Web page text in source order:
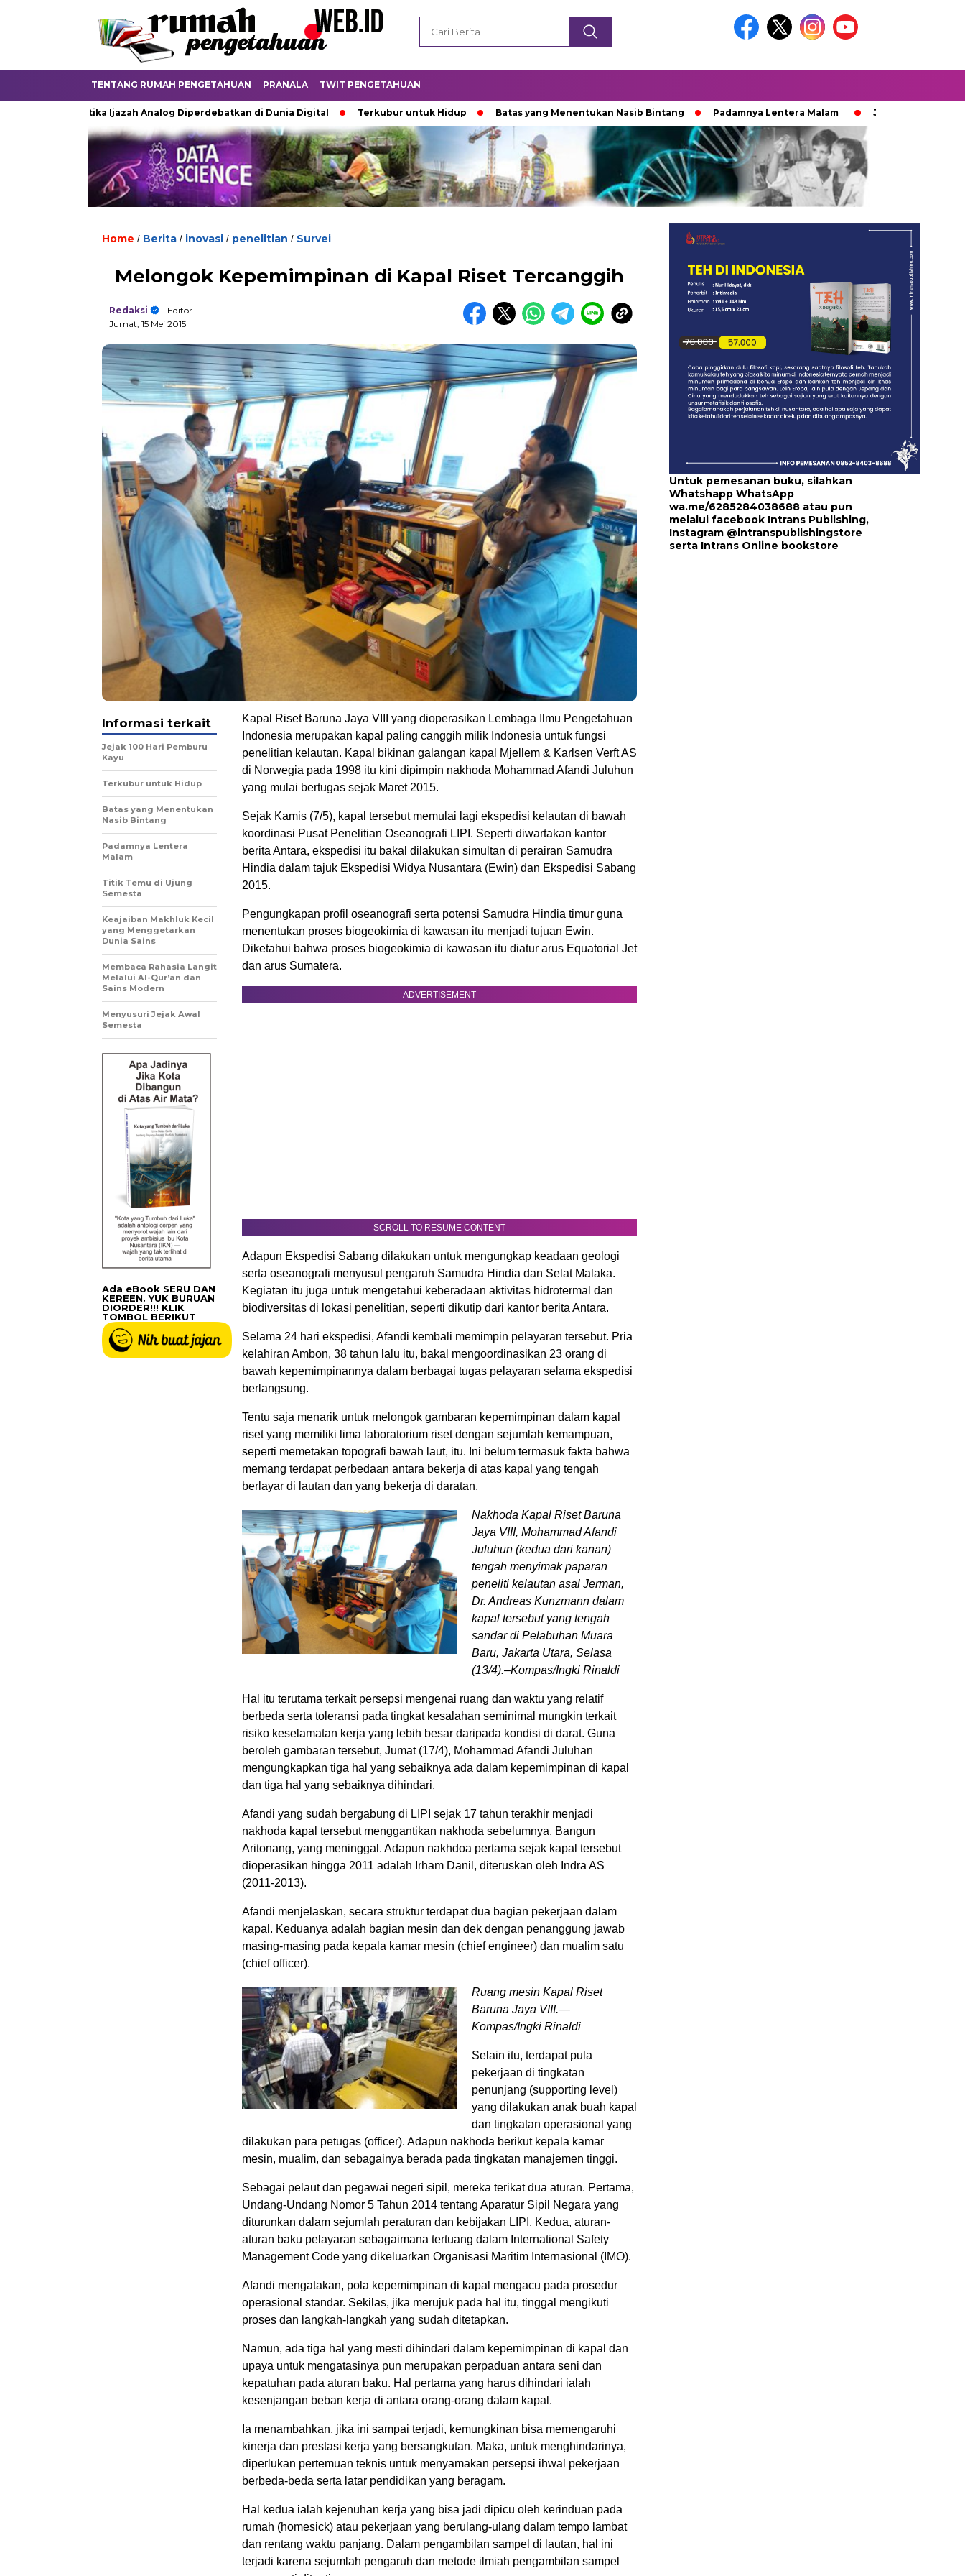
TENTANG RUMAH PENGETAHUAN PRANALA TWIT PENGETAHUAN
Ketika Ijazah Analog Diperdebatkan di Dunia Digital Terkubur untuk Hidup Batas yang Menentukan Nasib Bintang Padamnya Lentera Malam Jejak 100 Hari Pemburu
Home / Berita / inovasi / penelitian / Survei
Melongok Kepemimpinan di Kapal Riset Tercanggih
Redaksi
- Editor
Jumat, 15 Mei 2015
Kapal Riset Baruna Jaya VIII yang dioperasikan Lembaga Ilmu Pengetahuan
Indonesia merupakan kapal paling canggih milik Indonesia untuk fungsi
penelitian kelautan. Kapal bikinan galangan kapal Mjellem & Karlsen Verft AS
di Norwegia pada 1998 itu kini dipimpin nakhoda Mohammad Afandi Juluhun
yang mulai bertugas sejak Maret 2015.
Sejak Kamis (7/5), kapal tersebut memulai lagi ekspedisi kelautan di bawah
koordinasi Pusat Penelitian Oseanografi LIPI. Seperti diwartakan kantor
berita Antara, ekspedisi itu bakal dilakukan simultan di perairan Samudra
Hindia dalam tajuk Ekspedisi Widya Nusantara (Ewin) dan Ekspedisi Sabang
2015.
Pengungkapan profil oseanografi serta potensi Samudra Hindia timur guna
menentukan proses biogeokimia di kawasan itu menjadi tujuan Ewin.
Diketahui bahwa proses biogeokimia di kawasan itu diatur arus Equatorial Jet
dan arus Sumatera.
ADVERTISEMENT
SCROLL TO RESUME CONTENT
Adapun Ekspedisi Sabang dilakukan untuk mengungkap keadaan geologi
serta oseanografi menyusul pengaruh Samudra Hindia dan Selat Malaka.
Kegiatan itu juga untuk mengetahui keberadaan aktivitas hidrotermal dan
biodiversitas di lokasi penelitian, seperti dikutip dari kantor berita Antara.
Selama 24 hari ekspedisi, Afandi kembali memimpin pelayaran tersebut. Pria
kelahiran Ambon, 38 tahun lalu itu, bakal mengoordinasikan 23 orang di
bawah kepemimpinannya dalam berbagai tugas pelayaran selama ekspedisi
berlangsung.
Tentu saja menarik untuk melongok gambaran kepemimpinan dalam kapal
riset yang memiliki lima laboratorium riset dengan sejumlah kemampuan,
seperti memetakan topografi bawah laut, itu. Ini belum termasuk fakta bahwa
memang terdapat perbedaan antara bekerja di atas kapal yang tengah
berlayar di lautan dan yang bekerja di daratan.
Nakhoda Kapal Riset Baruna
Jaya VIII, Mohammad Afandi
Juluhun (kedua dari kanan)
tengah menyimak paparan
peneliti kelautan asal Jerman,
Dr. Andreas Kunzmann dalam
kapal tersebut yang tengah
sandar di Pelabuhan Muara
Baru, Jakarta Utara, Selasa
(13/4).–Kompas/Ingki Rinaldi
Hal itu terutama terkait persepsi mengenai ruang dan waktu yang relatif
berbeda serta toleransi pada tingkat kesalahan seminimal mungkin terkait
risiko keselamatan kerja yang lebih besar daripada kondisi di darat. Guna
beroleh gambaran tersebut, Jumat (17/4), Mohammad Afandi Juluhan
mengungkapkan tiga hal yang sebaiknya ada dalam kepemimpinan di kapal
dan tiga hal yang sebaiknya dihindari.
Afandi yang sudah bergabung di LIPI sejak 17 tahun terakhir menjadi
nakhoda kapal tersebut menggantikan nakhoda sebelumnya, Bangun
Aritonang, yang meninggal. Adapun nakhdoa pertama sejak kapal tersebut
dioperasikan hingga 2011 adalah Irham Danil, diteruskan oleh Indra AS
(2011-2013).
Afandi menjelaskan, secara struktur terdapat dua bagian pekerjaan dalam
kapal. Keduanya adalah bagian mesin dan dek dengan penanggung jawab
masing-masing pada kepala kamar mesin (chief engineer) dan mualim satu
(chief officer).
Ruang mesin Kapal Riset
Baruna Jaya VIII.—
Kompas/Ingki Rinaldi
Selain itu, terdapat pula
pekerjaan di tingkatan
penunjang (supporting level)
yang dilakukan anak buah kapal
dan tingkatan operasional yang
dilakukan para petugas (officer). Adapun nakhoda berikut kepala kamar
mesin, mualim, dan sebagainya berada pada tingkatan manajemen tinggi.
Sebagai pelaut dan pegawai negeri sipil, mereka terikat dua aturan. Pertama,
Undang-Undang Nomor 5 Tahun 2014 tentang Aparatur Sipil Negara yang
diturunkan dalam sejumlah peraturan dan kebijakan LIPI. Kedua, aturan-
aturan baku pelayaran sebagaimana tertuang dalam International Safety
Management Code yang dikeluarkan Organisasi Maritim Internasional (IMO).
Afandi mengatakan, pola kepemimpinan di kapal mengacu pada prosedur
operasional standar. Sekilas, jika merujuk pada hal itu, tinggal mengikuti
proses dan langkah-langkah yang sudah ditetapkan.
Namun, ada tiga hal yang mesti dihindari dalam kepemimpinan di kapal dan
upaya untuk mengatasinya pun merupakan perpaduan antara seni dan
kepatuhan pada aturan baku. Hal pertama yang harus dihindari ialah
kesenjangan beban kerja di antara orang-orang dalam kapal.
Ia menambahkan, jika ini sampai terjadi, kemungkinan bisa memengaruhi
kinerja dan prestasi kerja yang bersangkutan. Maka, untuk menghindarinya,
diperlukan pertemuan teknis untuk menyamakan persepsi ihwal pekerjaan
berbeda-beda serta latar pendidikan yang beragam.
Hal kedua ialah kejenuhan kerja yang bisa jadi dipicu oleh kerinduan pada
rumah (homesick) atau pekerjaan yang berulang-ulang dalam tempo lambat
dan rentang waktu panjang. Dalam pengambilan sampel di lautan, hal ini
terjadi karena sejumlah pengaruh dan metode ilmiah pengambilan sampel
Informasi terkait
Jejak 100 Hari Pemburu
Kayu
Terkubur untuk Hidup
Batas yang Menentukan
Nasib Bintang
Padamnya Lentera
Malam
Titik Temu di Ujung
Semesta
Keajaiban Makhluk Kecil
yang Menggetarkan
Dunia Sains
Membaca Rahasia Langit
Melalui Al-Qur’an dan
Sains Modern
Menyusuri Jejak Awal
Semesta
Ada eBook SERU DAN
KEREEN. YUK BURUAN
DIORDER!!! KLIK
TOMBOL BERIKUT
Untuk pemesanan buku, silahkan
Whatshapp WhatsApp
wa.me/6285284038688 atau pun
melalui facebook Intrans Publishing,
Instagram @intranspublishingstore
serta Intrans Online bookstore